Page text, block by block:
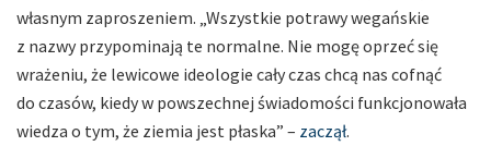
własnym zaproszeniem. „Wszystkie potrawy wegańskie
z nazwy przypominają te normalne. Nie mogę oprzeć się
wrażeniu, że lewicowe ideologie cały czas chcą nas cofnąć
do czasów, kiedy w powszechnej świadomości funkcjonowała
wiedza o tym, że ziemia jest płaska” – zaczął.